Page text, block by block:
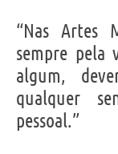
“Nas Artes
sempre
algum,
qualquer
pessoal.”